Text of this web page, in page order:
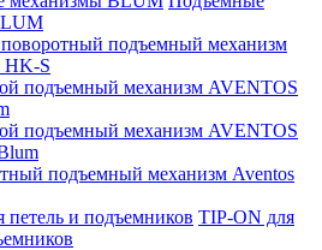
подъемный механизм
HK-S
подъемный механизм AVENTOS
подъемный механизм AVENTOS
подъемный механизм Aventos
TIP-ON для